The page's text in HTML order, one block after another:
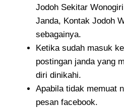
Jodoh Sekitar
Janda, Kontak Jodoh
sebagainya.
Ketika sudah masuk
postingan janda yang
diri dinikahi.
Apabila tidak memuat
pesan facebook.